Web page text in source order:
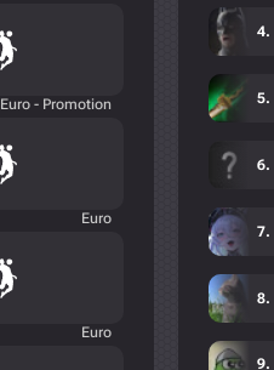
Euro - Promotion
Euro
Euro